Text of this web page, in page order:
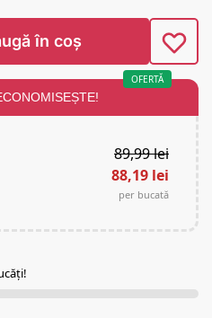
în coș
OFERTĂ
89,99lei
88,19 lei
per bucată